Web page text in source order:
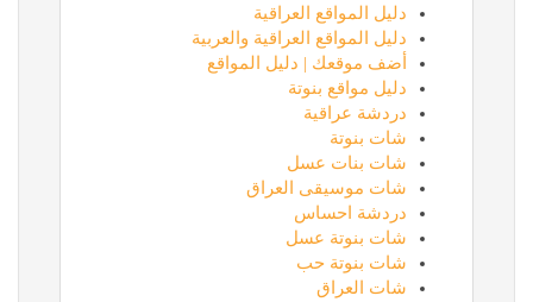
دليل المواقع العراقية
دليل المواقع العراقية والعربية
أضف موقعك | دليل المواقع
دليل مواقع بنوتة
دردشة عراقية
شات بنوتة
شات بنات عسل
شات موسيقى العراق
دردشة احساس
شات بنوتة عسل
شات بنوتة حب
شات العراق